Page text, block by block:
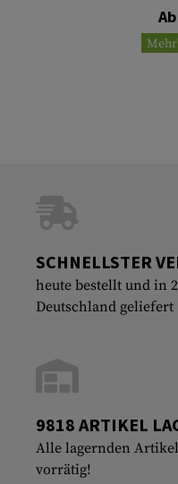
SCHNELLSTER
heute bestellt und in
Deutschland geliefert
9818 ARTIKEL
Alle lagernden
vorrätig!